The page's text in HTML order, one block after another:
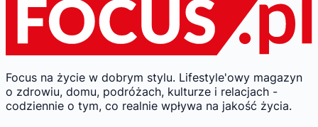
Focus na życie w dobrym stylu. Lifestyle'owy magazyn
o zdrowiu, domu, podróżach, kulturze i relacjach -
codziennie o tym, co realnie wpływa na jakość życia.